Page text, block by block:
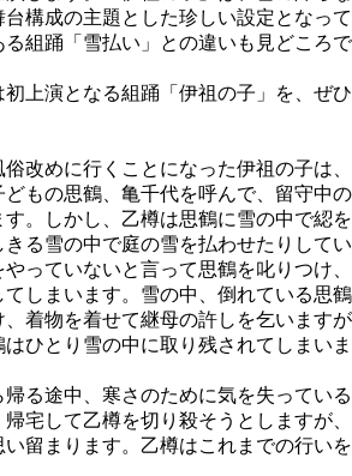
構成の主題とした珍しい設定となって
組踊「雪払い」との違いも見どころで
上演となる組踊「伊祖の子」を、ぜひ
改めに行くことになった伊祖の子は、
もの思鶴、亀千代を呼んで、留守中の
。しかし、乙樽は思鶴に雪の中で綛を
る雪の中で庭の雪を払わせたりしてい
っていないと言って思鶴を叱りつけ、
しまいます。雪の中、倒れている思鶴
着物を着せて継母の許しを乞いますが
ひとり雪の中に取り残されてしまいま
る途中、寒さのために気を失っている
宅して乙樽を切り殺そうとしますが、
留まります。乙樽はこれまでの行いを